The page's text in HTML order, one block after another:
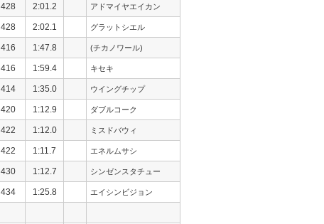
428 2:01.2 アドマイヤエイカン
428 2:02.1 グラットシエル
416 1:47.8 (チカノワール)
416 1:59.4 キセキ
414 1:35.0 ウイングチップ
420 1:12.9 ダブルコーク
422 1:12.0 ミスドバウィ
422 1:11.7 エネルムサシ
430 1:12.7 シンゼンスタチュー
434 1:25.8 エイシンビジョン